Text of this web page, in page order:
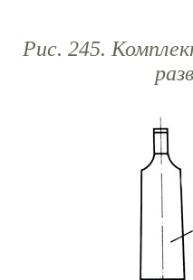
Рис. 245.